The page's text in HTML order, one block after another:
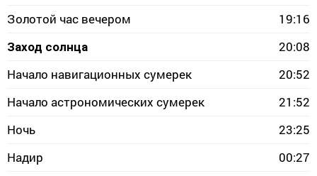
Золотой час вечером
19:16
Заход солнца
20:08
Начало навигационных сумерек
20:52
Начало астрономических сумерек
21:52
Ночь
23:25
Надир
00:27